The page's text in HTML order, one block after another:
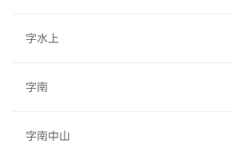
字水上
字南
字南中山